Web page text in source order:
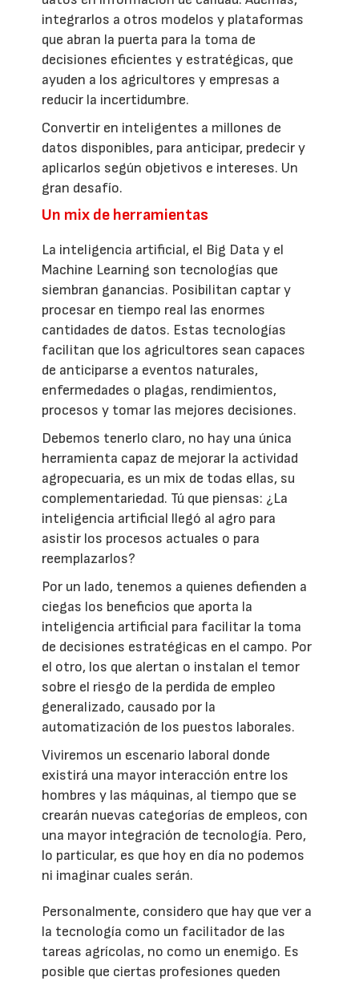
integrarlos a otros modelos y plataformas
que abran la puerta para la toma de
decisiones eficientes y estratégicas, que
ayuden a los agricultores y empresas a
reducir la incertidumbre.
Convertir en inteligentes a millones de
datos disponibles, para anticipar, predecir y
aplicarlos según objetivos e intereses. Un
gran desafío.
Un mix de herramientas
La inteligencia artificial, el Big Data y el
Machine Learning son tecnologías que
siembran ganancias. Posibilitan captar y
procesar en tiempo real las enormes
cantidades de datos. Estas tecnologías
facilitan que los agricultores sean capaces
de anticiparse a eventos naturales,
enfermedades o plagas, rendimientos,
procesos y tomar las mejores decisiones.
Debemos tenerlo claro, no hay una única
herramienta capaz de mejorar la actividad
agropecuaria, es un mix de todas ellas, su
complementariedad. Tú que piensas: ¿La
inteligencia artificial llegó al agro para
asistir los procesos actuales o para
reemplazarlos?
Por un lado, tenemos a quienes defienden a
ciegas los beneficios que aporta la
inteligencia artificial para facilitar la toma
de decisiones estratégicas en el campo. Por
el otro, los que alertan o instalan el temor
sobre el riesgo de la perdida de empleo
generalizado, causado por la
automatización de los puestos laborales.
Viviremos un escenario laboral donde
existirá una mayor interacción entre los
hombres y las máquinas, al tiempo que se
crearán nuevas categorías de empleos, con
una mayor integración de tecnología. Pero,
lo particular, es que hoy en día no podemos
ni imaginar cuales serán.
Personalmente, considero que hay que ver a
la tecnología como un facilitador de las
tareas agrícolas, no como un enemigo. Es
posible que ciertas profesiones queden